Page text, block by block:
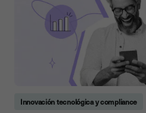
Innovación tecnológica y compliance